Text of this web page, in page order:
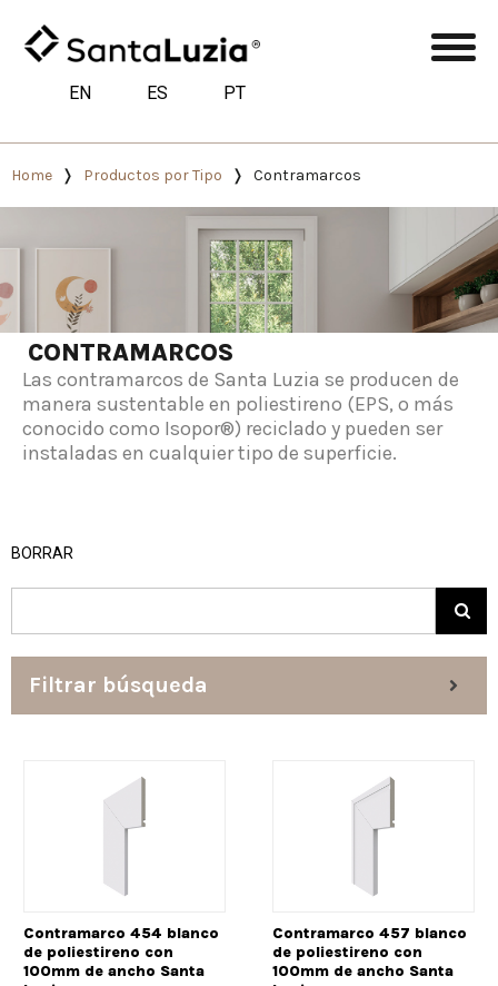
EN ES PT
Home Productos por Tipo Contramarcos
CONTRAMARCOS
Las contramarcos de Santa Luzia se producen de
manera sustentable en poliestireno (EPS, o más
conocido como Isopor®) reciclado y pueden ser
instaladas en cualquier tipo de superficie.
BORRAR
Filtrar búsqueda
Contramarco 454 blanco
de poliestireno con
100mm de ancho Santa
Contramarco 457 blanco
de poliestireno con
100mm de ancho Santa